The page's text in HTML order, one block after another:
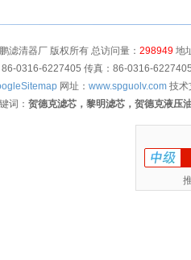
滤清器厂 版权所有 总访问量： 298949地
86-0316-6227405 传真：86-0316-
网址： www.spguolv.com 技术
词： 贺德克滤芯，黎明滤芯，贺德克液压